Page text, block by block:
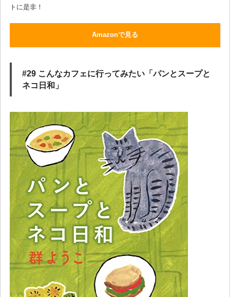
トに是非！
Amazonで見る
#29 こんなカフェに行ってみたい「パンとスープと
ネコ日和」